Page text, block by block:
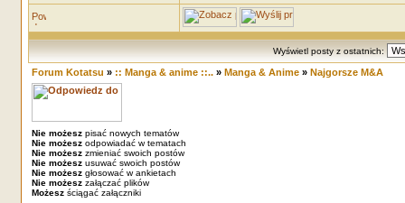
Wyświetl posty z ostatnich:
Forum Kotatsu » :: Manga & anime ::..» Manga & Anime» Najgorsze M&A
Nie możeszpisać nowych tematów
Nie możeszodpowiadać w tematach
Nie możeszzmieniać swoich postów
Nie możeszusuwać swoich postów
Nie możeszgłosować w ankietach
Nie możeszzałączać plików
Możeszściągać załączniki